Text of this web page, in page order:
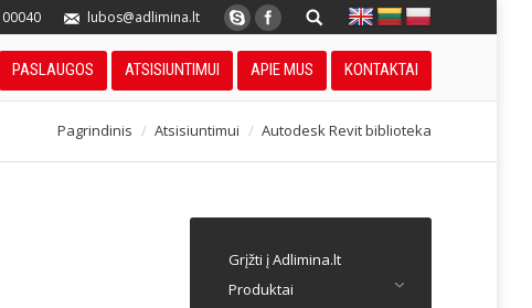
lubos@adlimina.lt
PASLAUGOS ATSISIUNTIMUI APIE MUS KONTAKTAI
Pagrindinis Atsisiuntimui Autodesk Revit biblioteka
Grįžti į Adlimina.lt
Produktai